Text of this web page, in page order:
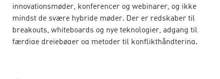
innovationsmøder, konferencer og webinarer, og ikke
mindst de svære hybride møder. Der er redskaber til
breakouts, whiteboards og nye teknologier, adgang til
færdige drejebøger og metoder til konflikthåndtering.